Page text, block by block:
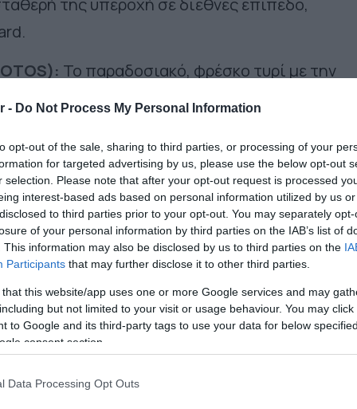
- Do Not Process My Personal Information
opt-out of the sale, sharing to third parties, or processing of your
for targeted advertising by us, please use the below opt-out
selection. Please note that after your opt-out request is processed
interest-based ads based on personal information utilized by us
to third parties prior to your opt-out. You may separately
of your personal information by third parties on the IAB’s list of
This information may also be disclosed by us to third parties on the
Participants that may further disclose it to other third parties.
that this website/app uses one or more Google services and may
but not limited to your visit or usage behaviour. You may
to Google and its third-party tags to use your data for below
consent section.
Data Processing Opt Outs
της υπεροχή σε διεθνές επίπεδο,
Το παραδοσιακό, φρέσκο τυρί με την
τη δική του σημαντική διάκριση Superior
Η Νέα ξεχωριστή γευστική πρόταση
επάξια το Superior Taste
ακόμα επιβεβαίωση της φιλοσοφίας της
οικογενειακή παράδοση δεκαετιών με τις πιο
Χρησιμοποιώντας αποκλειστικά αγνά υλικά
η εταιρεία συνεχίζει να αποτελεί
ελληνικών γεύσεων στις διεθνείς αγορές.
Newsκαι μάθετε πρώτοι όλες τις